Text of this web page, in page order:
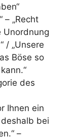
– „Recht
Unordnung
/ „Unsere
Böse so
des
Ihnen ein
bei
–